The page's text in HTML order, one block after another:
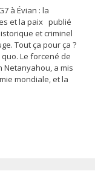
à Évian : la
et la paix publié
et criminel
Tout ça pour ça ?
quo. Le forcené de
Netanyahou, a mis
mondiale, et la